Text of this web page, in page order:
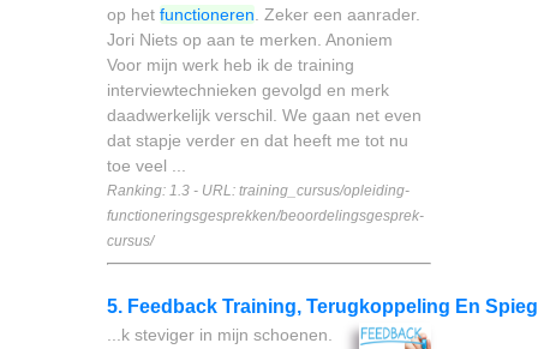
op het functioneren . Zeker een aanrader.
Jori Niets op aan te merken. Anoniem
Voor mijn werk heb ik de training
interviewtechnieken gevolgd en merk
daadwerkelijk verschil. We gaan net even
dat stapje verder en dat heeft me tot nu
toe veel ...
Ranking: 1.3 - URL: training_cursus/opleiding-
functioneringsgesprekken/beoordelingsgesprek-
cursus/
5. Feedback Training, Terugkoppeling En
...k steviger in mijn schoenen.